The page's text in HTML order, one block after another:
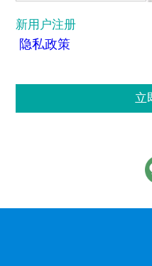
新用户注册
隐私政策
立